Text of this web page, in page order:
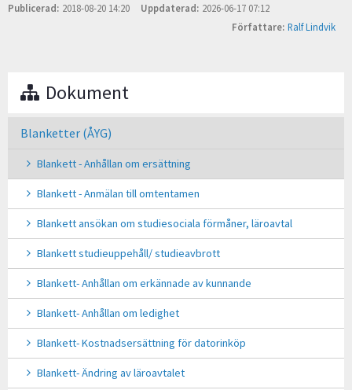
Publicerad 2018-08-20 14:20 Uppdaterad 2026-06-17 07:12
Författare Ralf Lindvik
Dokument
Blanketter (ÅYG)
Blankett - Anhållan om ersättning
Blankett - Anmälan till omtentamen
Blankett ansökan om studiesociala förmåner, läroavtal
Blankett studieuppehåll/ studieavbrott
Blankett- Anhållan om erkännade av kunnande
Blankett- Anhållan om ledighet
Blankett- Kostnadsersättning för datorinköp
Blankett- Ändring av läroavtalet